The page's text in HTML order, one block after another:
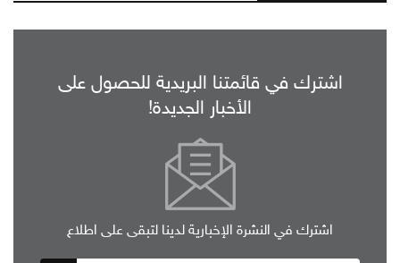
اشترك في قائمتنا البريدية للحصول على
الأخبار الجديدة!
اشترك في النشرة الإخبارية لدينا لتبقى على اطلاع